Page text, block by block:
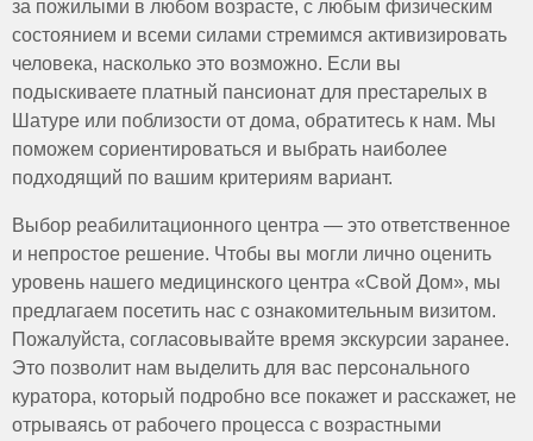
В домашних условиях может не быть всех
необходимых ресурсов для обеспечения
безопасности пациента.
Эмоциональная нагрузка для семьи.
Пациенты могут испытывать социальную
изоляцию, что может усугублять их состояние.
Члены семьи или опекуны должны быть обучены
пациентом, управлять его поведением.
В некоторых случаях могут возникать правовые и
этические вопросы, связанные с правами
пациента, его свободой и необходимостью
вмешательства в его жизнь.
человека. Коммуникация с престарелым должна быть
ясной и терпеливой, а также необходимо вовлекать
семью в процесс ухода, чтобы обеспечить
максимальную поддержку и понимание.
за пожилыми в любом возрасте, с любым физическим
состоянием и всеми силами стремимся активизировать
человека, насколько это возможно. Если вы
подыскиваете платный пансионат для престарелых в
Шатуре или поблизости от дома, обратитесь к нам. Мы
поможем сориентироваться и выбрать наиболее
подходящий по вашим критериям вариант.
Выбор реабилитационного центра — это ответственное
и непростое решение. Чтобы вы могли лично оценить
уровень нашего медицинского центра «Свой Дом», мы
предлагаем посетить нас с ознакомительным визитом.
Пожалуйста, согласовывайте время экскурсии заранее.
Это позволит нам выделить для вас персонального
куратора, который подробно все покажет и расскажет, не
отрываясь от рабочего процесса с возрастными